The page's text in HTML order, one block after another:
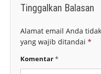
Tinggalkan Balasan
Alamat email Anda
yang wajib ditandai *
Komentar*